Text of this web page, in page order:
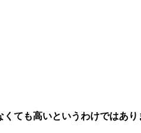
ても高いというわけではあり